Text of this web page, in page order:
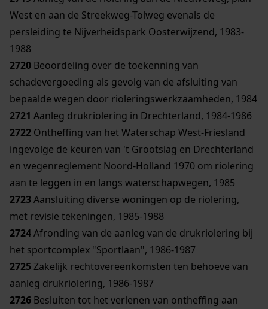
West en aan de Streekweg-Tolweg evenals de
persleiding te Nijverheidspark Oosterwijzend, 1983-
1988
2720 Beoordeling over de toekenning van
schadevergoeding als gevolg van de afsluiting van
bepaalde wegen door rioleringswerkzaamheden, 1984
2721 Aanleg drukriolering in Drechterland, 1984-1986
2722 Ontheffing van het Waterschap West-Friesland
ingevolge de keuren van 't Grootslag en Drechterland
en wegenreglement Noord-Holland 1970 om riolering
aan te leggen in en langs waterschapwegen, 1985
2723Aansluiting diverse woningen op de riolering,
met revisie tekeningen, 1985-1988
2724Afronding van de aanleg van de drukriolering bij
het sportcomplex "Sportlaan", 1986-1987
2725Zakelijk rechtovereenkomsten ten behoeve van
aanleg drukriolering, 1986-1987
2726 Besluiten tot het verlenen van ontheffing aan